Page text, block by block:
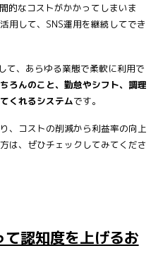
的なコストがかかってしまいま
用して、SNS運用を継続してでき
て、あらゆる業態で柔軟に利用で
ろんのこと、勤怠やシフト、調理
くれるシステムです。
、コストの削減から利益率の向上
は、ぜひチェックしてみてくださ
認知度を上げるお